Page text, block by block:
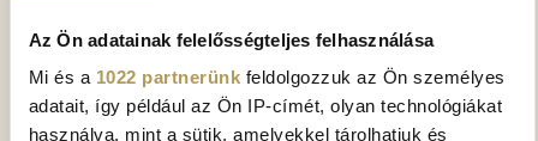
Az Ön adatainak felelősségteljes felhasználása
Mi és a 1022 partnerünkfeldolgozzuk az Ön személyes
adatait, így például az Ön IP-címét, olyan technológiákat
használva, mint a sütik, amelyekkel tárolhatjuk és
DR. DUBECZ DÁNIEL